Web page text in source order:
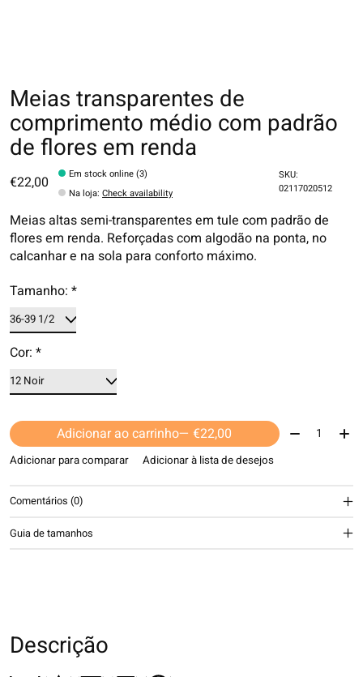
Meias transparentes de
comprimento médio com padrão
de flores em renda
€22,00
Em stock online (3)
Na loja:Check availability
SKU:
02117020512
Meias altas semi-transparentes em tule com padrão de
flores em renda. Reforçadas com algodão na ponta, no
calcanhar e na sola para conforto máximo.
Tamanho: *
Cor: *
Adicionar ao carrinho — €22,00 Quantidade:
Adicionar para comparar Adicionar à lista de desejos
Comentários (0)
Guia de tamanhos
Descrição